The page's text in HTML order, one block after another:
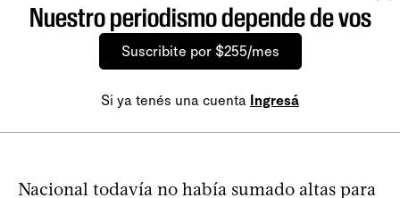
Nuestro periodismo depende de vos
Suscribite por $255/mes
Si ya tenés una cuenta Ingresá
Nacional todavía no había sumado altas para